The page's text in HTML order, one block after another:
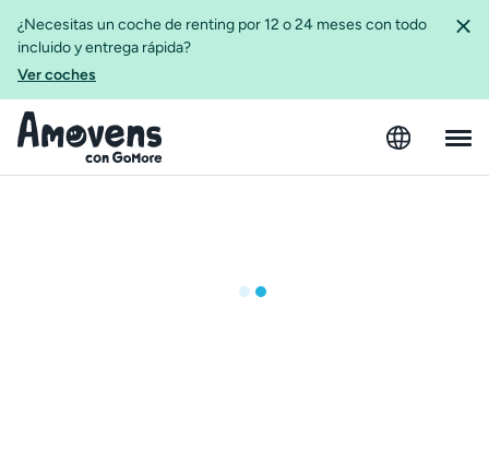
¿Necesitas un coche de renting por 12 o 24 meses con todo
incluido y entrega rápida?
Ver coches